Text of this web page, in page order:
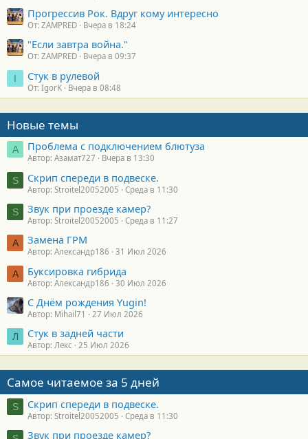
Прогрессив Рок. Вдруг кому интересно
От: ZAMPRED Вчера в 18:24
"Если завтра война."
От: ZAMPRED Вчера в 09:37
I Стук в рулевой
От: IgorK Вчера в 08:48
Новые темы
А Проблема с подключением блютуза
Автор: Азамат727 Вчера в 13:30
S Скрип спереди в подвеске.
Автор: Stroitel20052005 Среда в 11:30
S Звук при проезде камер?
Автор: Stroitel20052005 Среда в 11:27
А Замена ГРМ
Автор: Александр186 31 Июл 2026
А Буксировка гибрида
Автор: Александр186 30 Июл 2026
С Днём рождения Yugin!
Автор: Mihail71 27 Июл 2026
Л Стук в задней части
Автор: Лекс 25 Июл 2026
Самое читаемое за 5 дней
S Скрип спереди в подвеске.
Автор: Stroitel20052005 Среда в 11:30
Звук при проезде камер?